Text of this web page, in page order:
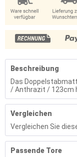
Beschreibung
Das
/ Anthrazit / 123cm
Vergleichen
Vergleichen Sie
Passende Tore